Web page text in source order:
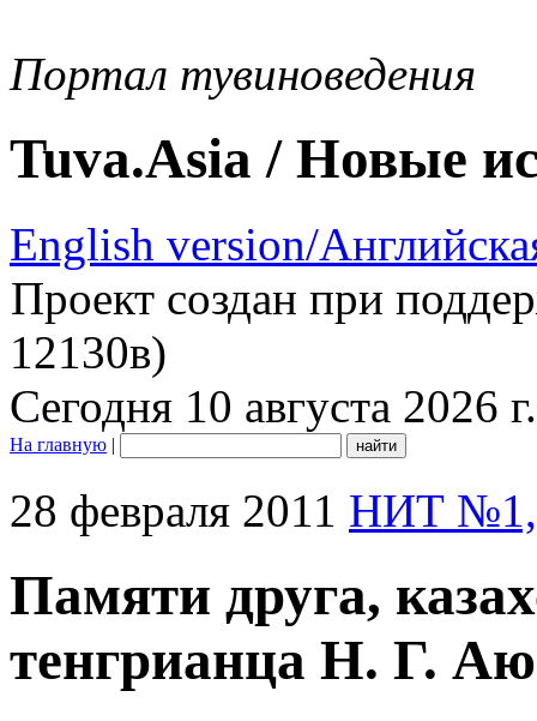
Портал тувиноведения
Tuva.Asia / Новые
English version/
Проект создан при
12130в)
Сегодня 10 августа 2026 г.
На главную |
28 февраля 2011 НИТ №1,
Памяти друга,
тенгрианца Н. Г.